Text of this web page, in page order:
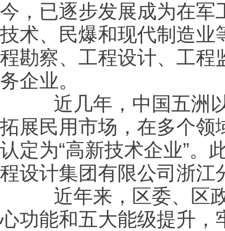
今，已逐步发展成为在军
技术、民爆和现代制造业
程勘察、工程设计、工程
务企业。
近几年，中国五洲以
拓展民用市场，在多个领
认定为“高新技术企业”。
程设计集团有限公司浙江
近年来，区委、区政
心功能和五大能级提升，